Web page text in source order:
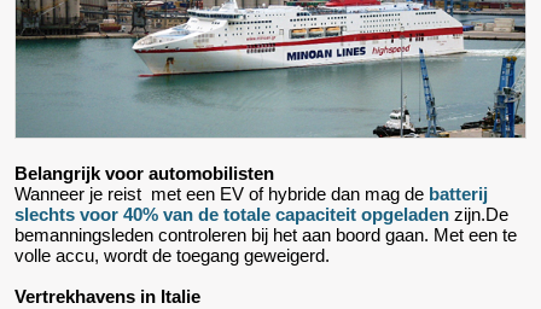
Belangrijk voor automobilisten
Wanneer je reist met een EV of hybride dan mag de batterij
slechts voor 40% van de totale capaciteit opgeladen zijn.De
bemanningsleden controleren bij het aan boord gaan. Met een te
volle accu, wordt de toegang geweigerd.
Vertrekhavens in Italie